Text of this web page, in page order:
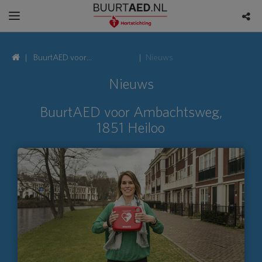
BuurtAED voor
Nieuws
Nieuws
BuurtAED voor Ambachtsweg,
1851 Heiloo